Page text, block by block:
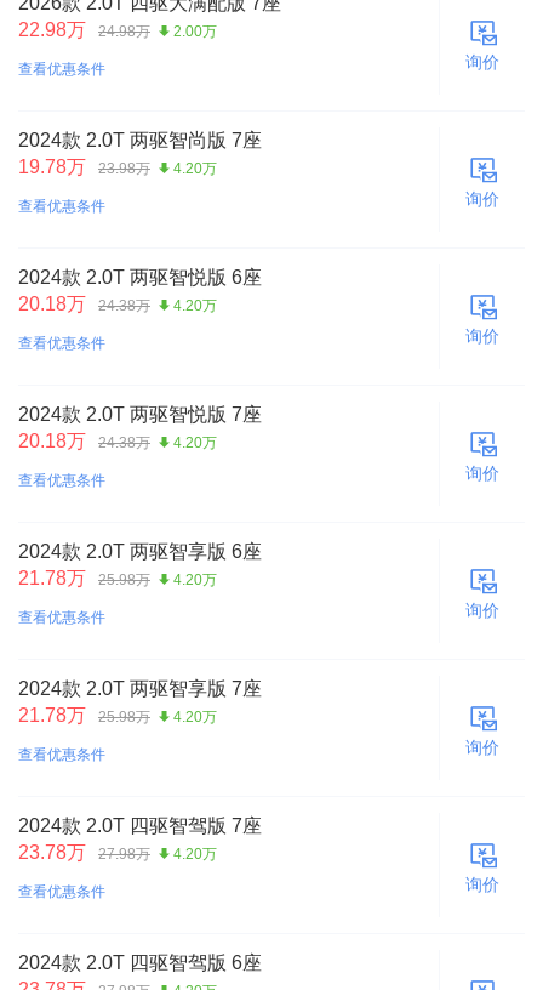
22.98万
24.98万 2.00万
查看优惠条件 询价
2024款 2.0T 两驱智尚版 7座
19.78万
23.98万 4.20万
查看优惠条件 询价
2024款 2.0T 两驱智悦版 6座
20.18万
24.38万 4.20万
查看优惠条件 询价
2024款 2.0T 两驱智悦版 7座
20.18万
24.38万 4.20万
查看优惠条件 询价
2024款 2.0T 两驱智享版 6座
21.78万
25.98万 4.20万
查看优惠条件 询价
2024款 2.0T 两驱智享版 7座
21.78万
25.98万 4.20万
查看优惠条件 询价
2024款 2.0T 四驱智驾版 7座
23.78万
27.98万 4.20万
查看优惠条件 询价
2024款 2.0T 四驱智驾版 6座